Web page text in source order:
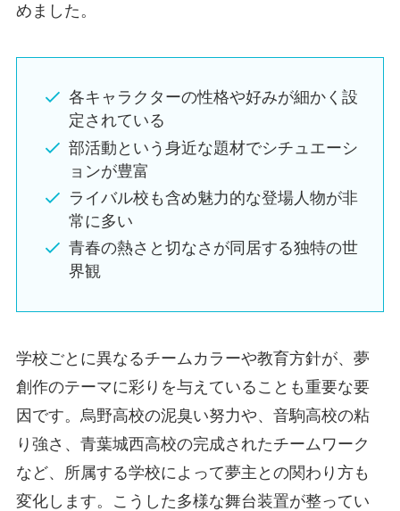
めました。
各キャラクターの性格や好みが細かく設
定されている
部活動という身近な題材でシチュエーシ
ョンが豊富
ライバル校も含め魅力的な登場人物が非
常に多い
青春の熱さと切なさが同居する独特の世
界観
学校ごとに異なるチームカラーや教育方針が、夢
創作のテーマに彩りを与えていることも重要な要
因です。烏野高校の泥臭い努力や、音駒高校の粘
り強さ、青葉城西高校の完成されたチームワーク
など、所属する学校によって夢主との関わり方も
変化します。こうした多様な舞台装置が整ってい